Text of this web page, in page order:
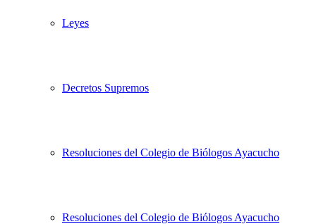
Leyes
Decretos Supremos
Resoluciones del Colegio de Biólogos Ayacucho
Resoluciones del Colegio de Biólogos Ayacucho